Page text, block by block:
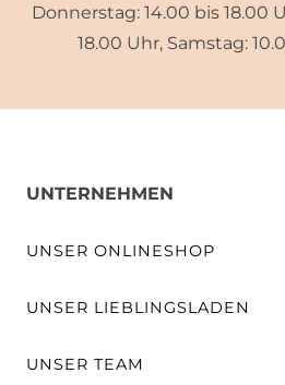
Donnerstag: 14.00 bis 18.00
18.00 Uhr, Samstag:
UNTERNEHMEN
UNSER ONLINESHOP
UNSER LIEBLINGSLADEN
UNSER TEAM